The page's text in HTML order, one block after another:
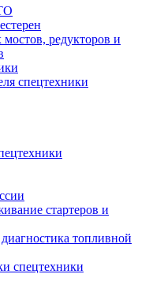
редукторов и
спецтехники
стартеров и
топливной
спецтехники